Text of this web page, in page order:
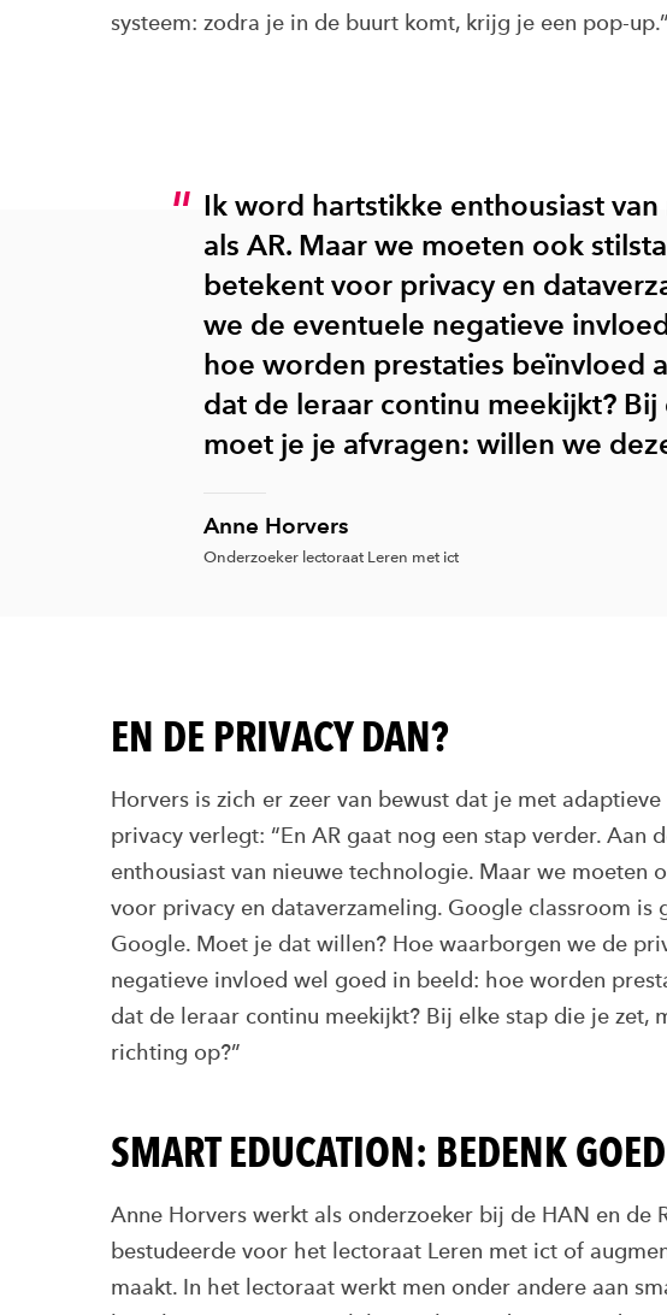
systeem: zodra je in de buurt komt, krijg je een pop-up.”
Ik word hartstikke enthousiast
als AR. Maar we moeten ook
betekent voor privacy en
we de eventuele negatieve
hoe worden prestaties beïnvloed
dat de leraar continu meekijkt? Bij
moet je je afvragen: willen we
Anne Horvers
Onderzoeker lectoraat Leren met ict
EN DE PRIVACY DAN?
Horvers is zich er zeer van bewust dat je met
privacy verlegt: “En AR gaat nog een stap verder. Aan
enthousiast van nieuwe technologie. Maar we moeten
voor privacy en dataverzameling. Google classroom is
Google. Moet je dat willen? Hoe waarborgen we de
negatieve invloed wel goed in beeld: hoe worden
dat de leraar continu meekijkt? Bij elke stap die je zet,
richting op?”
SMART EDUCATION: BEDENK
Anne Horvers werkt als onderzoeker bij de HAN en de
bestudeerde voor het lectoraat Leren met ict of
maakt. In het lectoraat werkt men onder andere aan